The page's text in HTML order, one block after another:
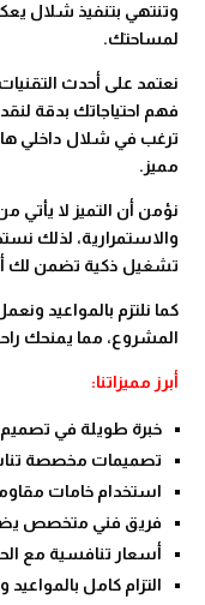
وتنتهي بتنفيذ شلال
لمساحتك.
نعتمد على أحدث
فهم احتياجاتك بدقة
ترغب في شلال داخلي
مميز.
نؤمن أن التميز لا
والاستمرارية، لذلك
تشغيل ذكية تضمن لك
كما نلتزم بالمواعيد
المشروع، مما يمنحك
أبرز مميزاتنا:
خبرة طويلة في تصميم
تصميمات مخصصة
استخدام خامات
فريق فني متخصص
أسعار تنافسية مع
التزام كامل